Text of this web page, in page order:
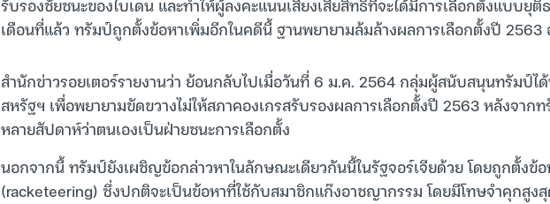
เดือนที่แล้ว ทรัมป์ถูกตั้งข้อหาเพิ่มอีกในคดีนี้ ฐานพยายามล้มล้างผลการเลือกตั้งปี
สำนักข่าวรอยเตอร์รายงานว่า ย้อนกลับไปเมื่อวันที่ 6 ม.ค. 2564 กลุ่มผู้สนับสนุนทรัมป์ไ
สหรัฐฯ เพื่อพยายามขัดขวางไม่ให้สภาคองเกรสรับรองผลการเลือกตั้งปี 2563 หลังจาก
หลายสัปดาห์ว่าตนเองเป็นฝ่ายชนะการเลือกตั้ง
นอกจากนี้ ทรัมป์ยังเผชิญข้อกล่าวหาในลักษณะเดียวกันนี้ในรัฐจอร์เจียด้วย โดยถูกตั้งข้อ
(racketeering) ซึ่งปกติจะเป็นข้อหาที่ใช้กับสมาชิกแก๊งอาชญากรรม โดยมีโทษจำคุกสูง